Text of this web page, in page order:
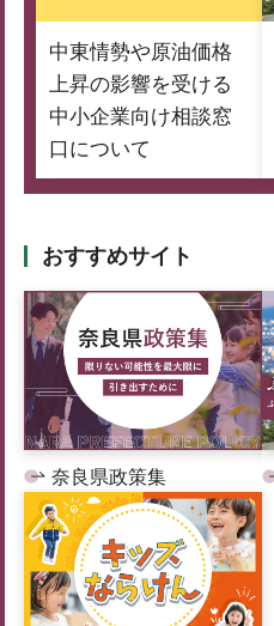
中東情勢や原油価格
上昇の影響を受ける
中小企業向け相談窓
口について
おすすめサイト
奈良県政策集